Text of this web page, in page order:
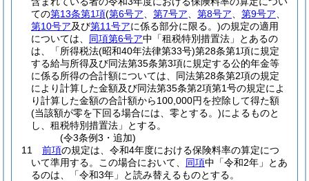
ての第13条第1項(第6号ア 第7号ア 第8号ア 第9号ア
第10号ア及び第11号アに係る部分に限る。)の規定の適用
については、 同項第6号ア中「租税特別措置法」とあるの
は、「所得税法(昭和40年法律第33号)第28条第1項に規定
する給与所得及び同法第35条第3項に規定する公的年金等
に係る所得の合計額については、同法第28条第2項の規定
により計算した金額及び同法第35条第2項第1号の規定によ
り計算した金額の合計額から100,000円を控除して得た額
(当該額が零を下回る場合には、零とする。)によるものと
し、租税特別措置法」とする。
(令3条例3・追加)
11
前項の規定は、令和4年度における保険料率の算定につ
いて準用する。
この場合において、 同項中「令和2年」とあ
るのは、「令和3年」と読み替えるものとする。